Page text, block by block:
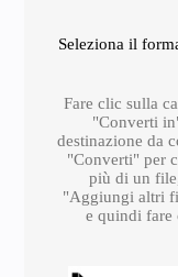
Seleziona il
Fare clic sulla
"Converti
destinazione da
"Converti" per
più di un
"Aggiungi altri
e quindi fare